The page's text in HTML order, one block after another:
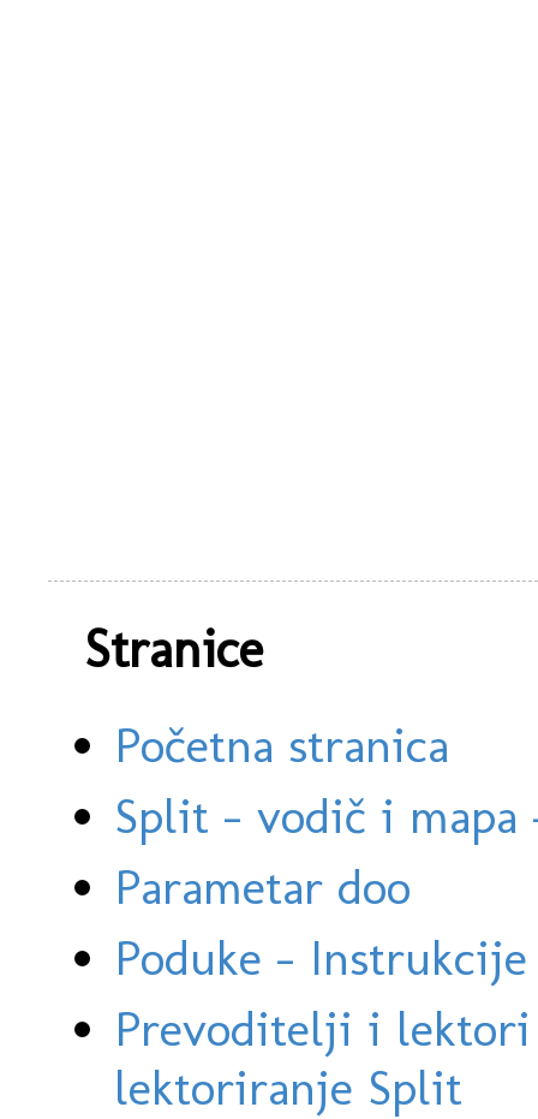
Stranice
Početna stranica
Split - vodič i
Parametar doo
Poduke -
Prevoditelji i
lektoriranje Split